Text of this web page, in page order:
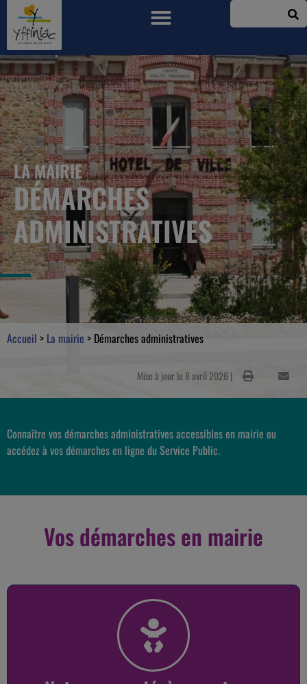
LA MAIRIE
DÉMARCHES
ADMINISTRATIVES
Accueil > La mairie > Démarches administratives
Mise à jour le 8 avril 2026 |
Connaître vos démarches administratives accessibles en mairie ou
accédez à vos démarches en ligne du Service Public.
Vos démarches en mairie